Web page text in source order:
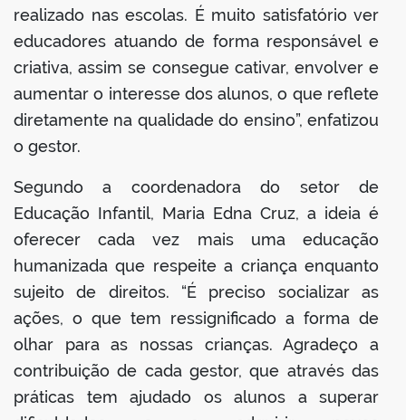
realizado nas escolas. É muito satisfatório ver
educadores atuando de forma responsável e
criativa, assim se consegue cativar, envolver e
aumentar o interesse dos alunos, o que reflete
diretamente na qualidade do ensino”, enfatizou
o gestor.
Segundo a coordenadora do setor de
Educação Infantil, Maria Edna Cruz, a ideia é
oferecer cada vez mais uma educação
humanizada que respeite a criança enquanto
sujeito de direitos. “É preciso socializar as
ações, o que tem ressignificado a forma de
olhar para as nossas crianças. Agradeço a
contribuição de cada gestor, que através das
práticas tem ajudado os alunos a superar